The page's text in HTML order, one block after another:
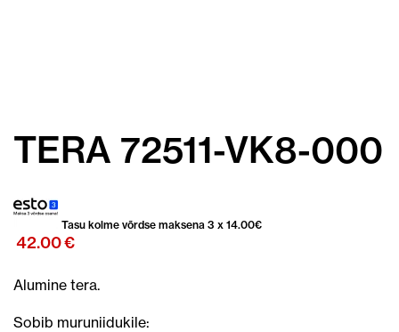
TERA 72511-VK8-000
Tasu kolme võrdse maksena 3 x 14.00€
42.00€
Alumine tera.
Sobib muruniidukile: